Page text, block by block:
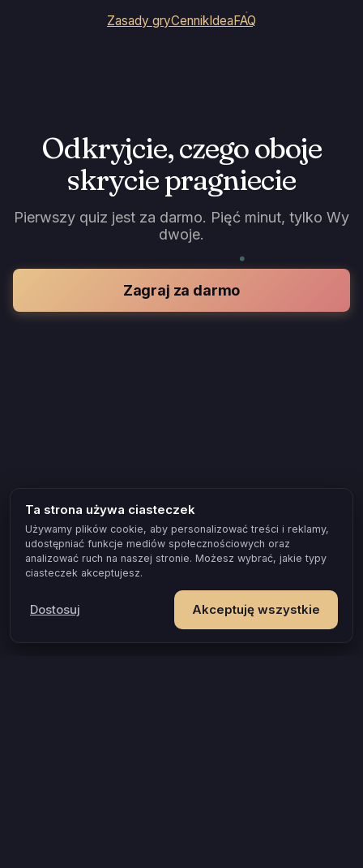
Zasady gryCennik Idea FAQ
Odkryjcie, czego oboje
skrycie pragniecie
Pierwszy quiz jest za darmo. Pięć minut, tylko Wy
dwoje.
Zagraj za darmo
Ta strona używa ciasteczek
Używamy plików cookie, aby personalizować treści i reklamy,
udostępniać funkcje mediów społecznościowych oraz
analizować ruch na naszej stronie. Możesz wybrać, jakie typy
ciasteczek akceptujesz.
Akceptuję wszystkie
Dostosuj